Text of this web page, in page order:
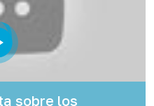
sobre los